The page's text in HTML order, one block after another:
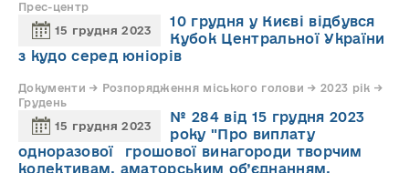
Прес-центр
15 грудня 2023
10 грудня у Києві відбувся
Кубок Центральної України
з кудо серед юніорів
Документи → Розпорядження міського голови → 2023 рік →
Грудень
15 грудня 2023
№ 284 від 15 грудня 2023
року "Про виплату
одноразової грошової винагороди творчим
колективам, аматорським об’єднанням,